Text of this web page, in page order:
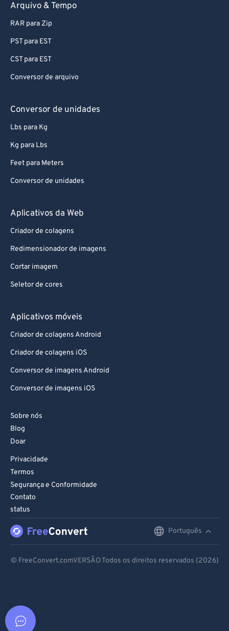
Arquivo & Tempo
RAR para Zip
PST para EST
CST para EST
Conversor de arquivo
Conversor de unidades
Lbs para Kg
Kg para Lbs
Feet para Meters
Conversor de unidades
Aplicativos da Web
Criador de colagens
Redimensionador de imagens
Cortar imagem
Seletor de cores
Aplicativos móveis
Criador de colagens Android
Criador de colagens iOS
Conversor de imagens Android
Conversor de imagens iOS
Sobre nós
Blog
Doar
Privacidade
Termos
Segurança e Conformidade
Contato
status
Português
© FreeConvert.comVERSÃO Todos os direitos reservados (2026)